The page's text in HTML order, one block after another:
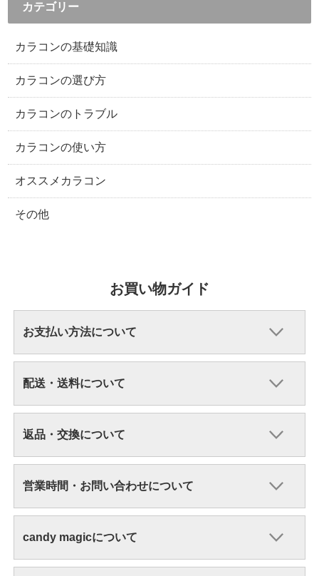
カテゴリー
カラコンの基礎知識
カラコンの選び方
カラコンのトラブル
カラコンの使い方
オススメカラコン
その他
お買い物ガイド
お支払い方法について
配送・送料について
返品・交換について
営業時間・お問い合わせについて
candy magicについて